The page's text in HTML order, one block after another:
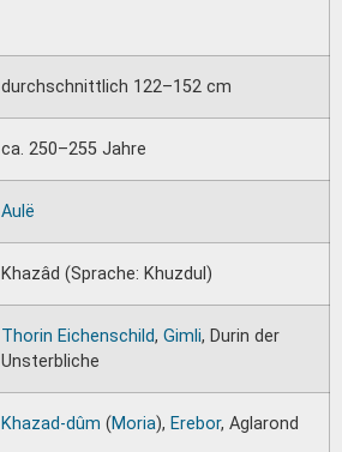
durchschnittlich 122–152 cm
ca. 250–255 Jahre
Aulë
Khazâd (Sprache: Khuzdul)
Thorin Eichenschild, Gimli, Durin der
Unsterbliche
Khazad-dûm (Moria), Erebor, Aglarond